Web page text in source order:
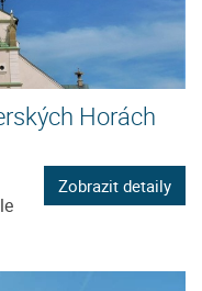
Horách
Zobrazit detaily